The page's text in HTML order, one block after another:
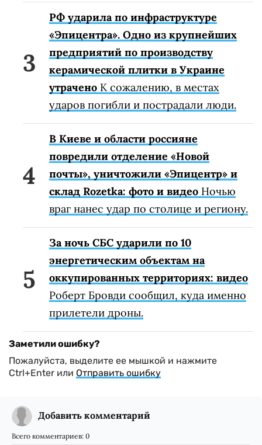
РФ ударила по инфраструктуре
«Эпицентра». Одно из крупнейших
предприятий по производству
керамической плитки в Украине
утрачено К сожалению, в местах
ударов погибли и пострадали люди.
В Киеве и области россияне
повредили отделение «Новой
почты», уничтожили «Эпицентр» и
склад Rozetka: фото и видео Ночью
враг нанес удар по столице и региону.
За ночь СБС ударили по 10
энергетическим объектам на
оккупированных территориях: видео
Роберт Бровди сообщил, куда именно
прилетели дроны.
Заметили ошибку?
Пожалуйста, выделите ее мышкой и нажмите
Ctrl+Enter или Отправить ошибку
Добавить комментарий
Всего комментариев: 0